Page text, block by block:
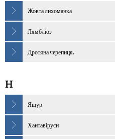
Жовта лихоманка
Лямбліоз
Дротяна черепиця.
H
Ящур
Хантавіруси